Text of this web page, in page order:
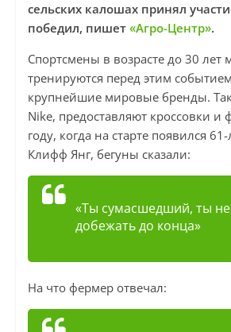
сельских калошах принял
победил, пишет«Агро-Центр».
Спортсмены в возрасте до 30 лет
тренируются перед этим
крупнейшие мировые бренды.
Nike, предоставляют кроссовки и
году, когда на старте появился
Клифф Янг, бегуны сказали:
«Ты сумасшедший, ты
добежать до конца»
На что фермер отвечал: